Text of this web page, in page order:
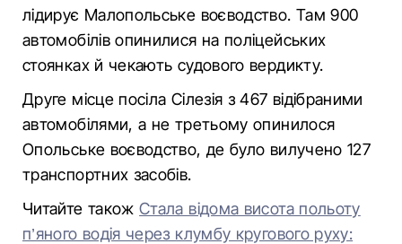
лідирує Малопольське воєводство. Там 900
автомобілів опинилися на поліцейських
стоянках й чекають судового вердикту.
Друге місце посіла Сілезія з 467 відібраними
автомобілями, а не третьому опинилося
Опольське воєводство, де було вилучено 127
транспортних засобів.
Читайте такожСтала відома висота польоту
п’яного водія через клумбу кругового руху: